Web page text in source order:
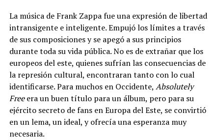
La música de Frank Zappa fue una expresión de libertad
intransigente e inteligente. Empujó los límites a través
de sus composiciones y se apegó a sus principios
durante toda su vida pública. No es de extrañar que los
europeos del este, quienes sufrían las consecuencias de
la represión cultural, encontraran tanto con lo cual
identificarse. Para muchos en Occidente, Absolutely
Freeera un buen título para un álbum, pero para su
ejército secreto de fans en Europa del Este, se convirtió
en un lema, un ideal, y ofrecía una esperanza muy
necesaria.